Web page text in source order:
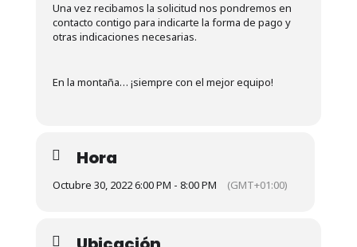
Una vez recibamos la solicitud nos pondremos en
contacto contigo para indicarte la forma de pago y
otras indicaciones necesarias.
En la montaña… ¡siempre con el mejor equipo!
Hora
Octubre 30, 2022 6:00 PM - 8:00 PM (GMT+01:00)